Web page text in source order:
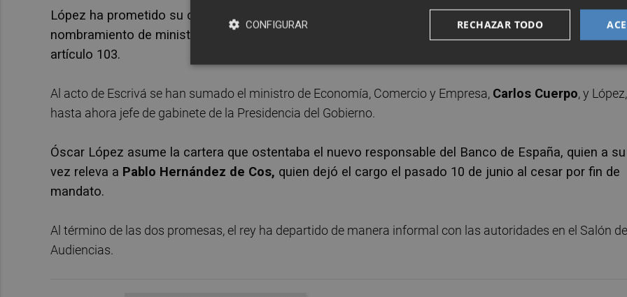
López ha prometido su cargo ante un ejemplar de la carta magna abierta por el artículo 100, relativo
nombramiento de ministros, mientras que en el caso de Escrivá ha recitado el acatamiento sobre el
artículo 103.
Al acto de Escrivá se han sumado el ministro de Economía, Comercio y Empresa, Carlos Cuerpo, y López,
hasta ahora jefe de gabinete de la Presidencia del Gobierno.
Óscar López asume la cartera que ostentaba el nuevo responsable del Banco de España, quien a su
vez releva a Pablo Hernández de Cos, quien dejó el cargo el pasado 10 de junio al cesar por fin de
mandato.
Al término de las dos promesas, el rey ha departido de manera informal con las autoridades en el Salón de
Audiencias.
RECHAZAR TODO
CONFIGURAR